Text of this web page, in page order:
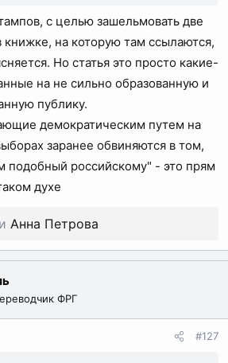
с целью зашельмовать две
на которую там ссылаются,
Но статья это просто какие-
на не сильно образованную и
публику.
демократическим путем на
заранее обвиняются в том,
подобный российскому" - это прям
духе
и Анна Петрова
ФРГ
#127